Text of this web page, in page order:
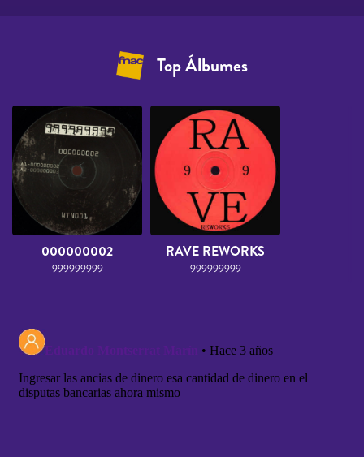
Top Álbumes
000000002
999999999
RAVE REWORKS
999999999